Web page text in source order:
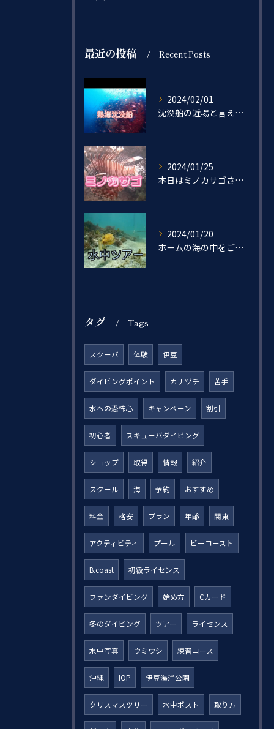
最近の投稿 Recent Posts
2024/02/01
沈没船の近場と言えば…
2024/01/25
本日はミノカサゴさんをご紹介🐟
2024/01/20
ホームの海の中をご紹介ー！
タグ Tags
スクーバ 体験 伊豆
ダイビングポイント カナヅチ 苦手
水への恐怖心 キャンペーン 割引
初心者 スキューバダイビング
ショップ 取得 情報 紹介
スクール 海 予約 おすすめ
料金 格安 プラン 年齢 関東
アクティビティ プール ビーコースト
B.coast 初級ライセンス
ファンダイビング 始め方 Cカード
冬のダイビング ツアー ライセンス
水中写真 ウミウシ 練習コース
沖縄 IOP 伊豆海洋公園
クリスマスツリー 水中ポスト 取り方